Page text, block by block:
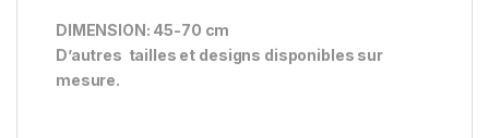
DIMENSION: 45-70 cm
D’autres tailles et designs disponibles sur
mesure.